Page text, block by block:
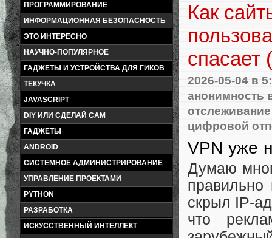
ПРОГРАММИРОВАНИЕ
ИНФОРМАЦИОННАЯ БЕЗОПАСНОСТЬ
ЭТО ИНТЕРЕСНО
НАУЧНО-ПОПУЛЯРНОЕ
ГАДЖЕТЫ И УСТРОЙСТВА ДЛЯ ГИКОВ
ТЕКУЧКА
JAVASCRIPT
DIY ИЛИ СДЕЛАЙ САМ
ГАДЖЕТЫ
ANDROID
СИСТЕМНОЕ АДМИНИСТРИРОВАНИЕ
УПРАВЛЕНИЕ ПРОЕКТАМИ
PYTHON
РАЗРАБОТКА
ИСКУССТВЕННЫЙ ИНТЕЛЛЕКТ
Как
спасает
2026-05-04 в
анонимность
цифровой
VPN уже
Думаю
скрыл
что